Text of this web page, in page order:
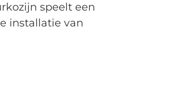
speelt een
installatie van